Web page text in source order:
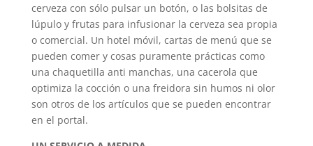
cerveza con sólo pulsar un botón, o las bolsitas de
lúpulo y frutas para infusionar la cerveza sea propia
o comercial. Un hotel móvil, cartas de menú que se
pueden comer y cosas puramente prácticas como
una chaquetilla anti manchas, una cacerola que
optimiza la cocción o una freidora sin humos ni olor
son otros de los artículos que se pueden encontrar
en el portal.